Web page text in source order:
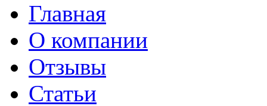
Главная
О компании
Отзывы
Статьи